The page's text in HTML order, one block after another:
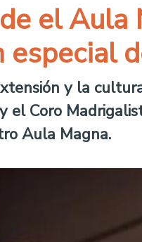
el Aula
y la
el Coro
Aula Magna.